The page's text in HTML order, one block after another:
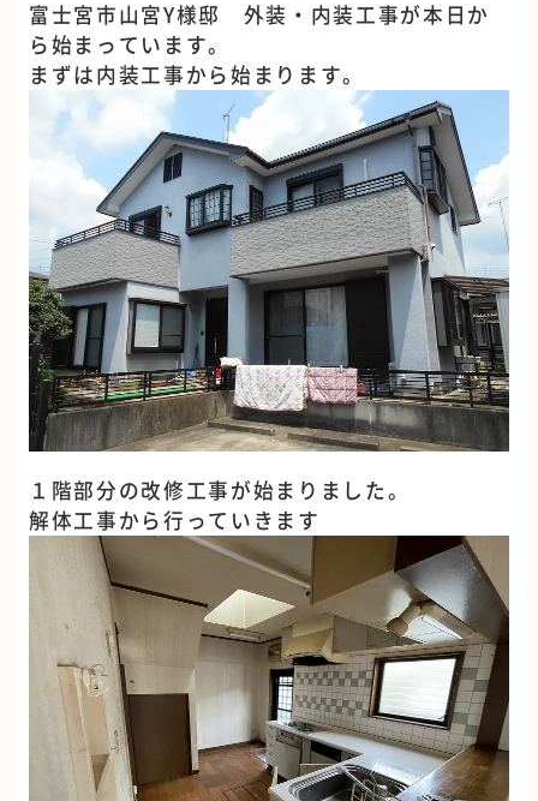
富士宮市山宮Y様邸 外装・内装工事が本日か
ら始まっています。
まずは内装工事から始まります。
１階部分の改修工事が始まりました。
解体工事から行っていきます